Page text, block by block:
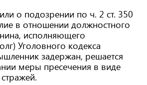
о подозрении по ч. 2 ст. 350
в отношении должностного
исполняющего
Уголовного кодекса
задержан, решается
меры пресечения в виде